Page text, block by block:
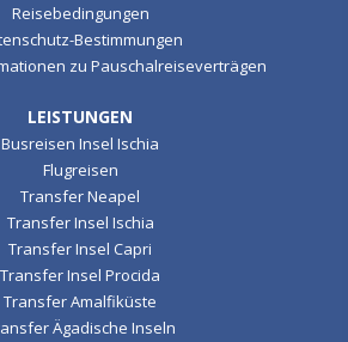
Reisebedingungen
Bestimmungen
zu Pauschalreiseverträgen
LEISTUNGEN
Busreisen Insel Ischia
Flugreisen
Transfer Neapel
Transfer Insel Ischia
Transfer Insel Capri
Transfer Insel Procida
Transfer Amalfiküste
Ägadische Inseln